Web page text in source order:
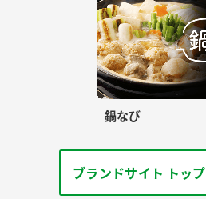
鍋なび
ブランドサイト トップ